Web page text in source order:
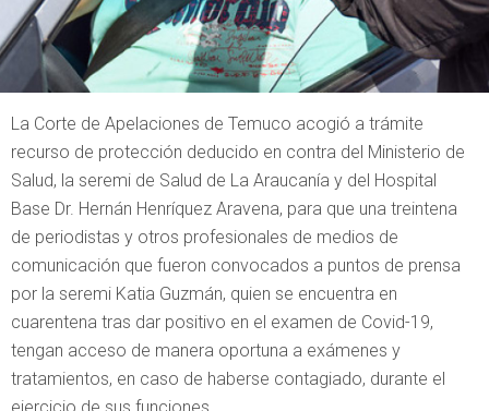
La Corte de Apelaciones de Temuco acogió a trámite
recurso de protección deducido en contra del Ministerio de
Salud, la seremi de Salud de La Araucanía y del Hospital
Base Dr. Hernán Henríquez Aravena, para que una treintena
de periodistas y otros profesionales de medios de
comunicación que fueron convocados a puntos de prensa
por la seremi Katia Guzmán, quien se encuentra en
cuarentena tras dar positivo en el examen de Covid-19,
tengan acceso de manera oportuna a exámenes y
tratamientos, en caso de haberse contagiado, durante el